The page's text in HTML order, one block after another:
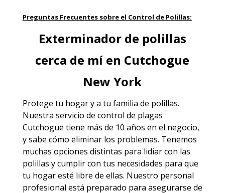
Preguntas Frecuentes sobre el Control de Polillas:
Exterminador de polillas
cerca de mí en Cutchogue
New York
Protege tu hogar y a tu familia de polillas.
Nuestra servicio de control de plagas
Cutchogue tiene más de 10 años en el negocio,
y sabe cómo eliminar los problemas. Tenemos
muchas opciones distintas para lidiar con las
polillas y cumplir con tus necesidades para que
tu hogar esté libre de ellas. Nuestro personal
profesional está preparado para asegurarse de